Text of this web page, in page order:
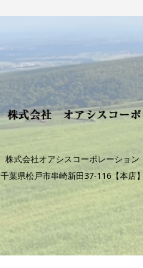
株式会社オアシスコーポレーション
千葉県松戸市串崎新田37-116【本店】